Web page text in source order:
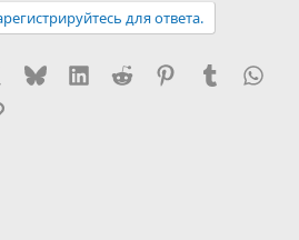
для ответа.
X (Twitter)
BlueskyLinkedInReddit PinterestTumblr
почта
Ссылка